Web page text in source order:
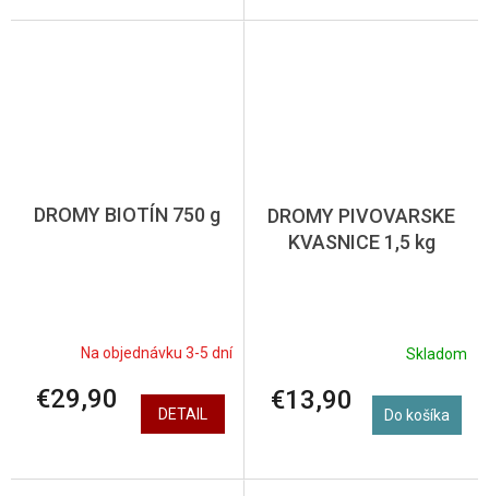
DROMY BIOTÍN 750 g
Na objednávku 3-5 dní
€29,90 DETAIL
DROMY PIVOVARSKE
KVASNICE 1,5 kg
Skladom
€13,90 Do košíka